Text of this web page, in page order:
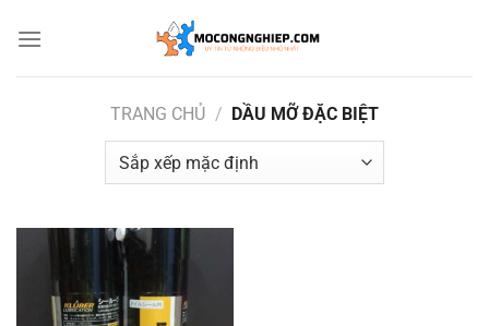
qua
TRANG CHỦ / DẦU MỠ ĐẶC BIỆT